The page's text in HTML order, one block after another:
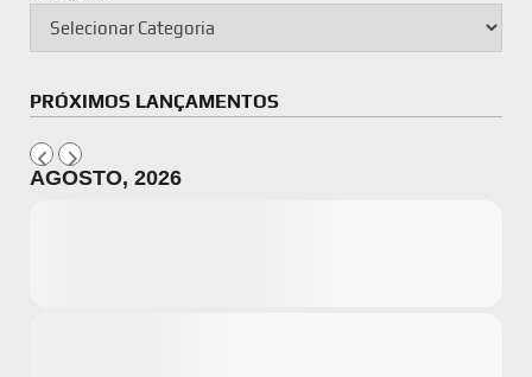
PRÓXIMOS LANÇAMENTOS
AGOSTO, 2026